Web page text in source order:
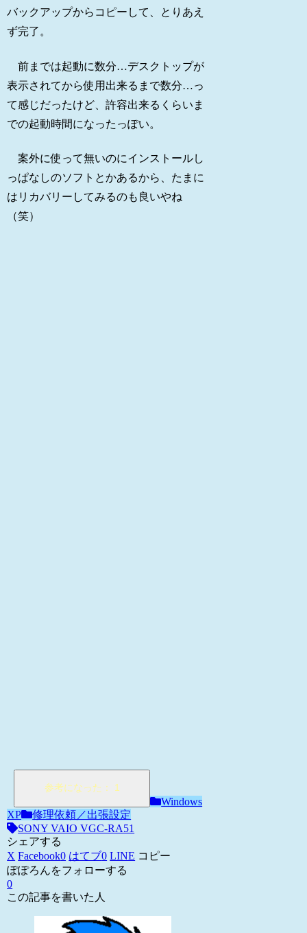
バックアップからコピーして、とりあえ
ず完了。
前までは起動に数分…デスクトップが
表示されてから使用出来るまで数分…っ
て感じだったけど、許容出来るくらいま
での起動時間になったっぽい。
案外に使って無いのにインストールし
っぱなしのソフトとかあるから、たまに
はリカバリーしてみるのも良いやね
（笑）
Windows
XP
修理依頼／出張設定
SONY VAIO VGC-RA51
シェアする
X Facebook0 はてブ0 LINE コピー
ぽぽろんをフォローする
0
この記事を書いた人